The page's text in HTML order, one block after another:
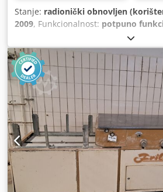
Stanje: radionički obnovljen
2009, Funkcionalnost: potpuno